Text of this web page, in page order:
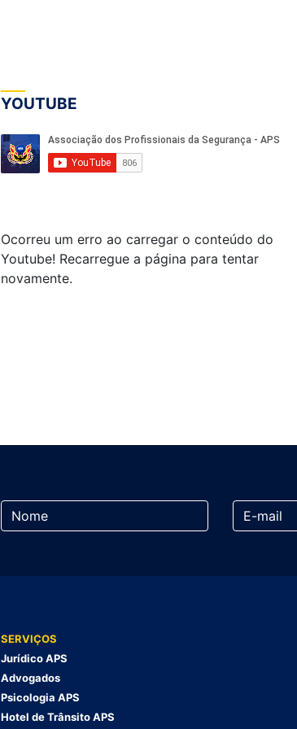
YOUTUBE
Ocorreu um erro ao carregar o conteúdo do
Youtube! Recarregue a página para tentar
novamente.
SERVIÇOS
Jurídico APS
Advogados
Psicologia APS
Hotel de Trânsito APS